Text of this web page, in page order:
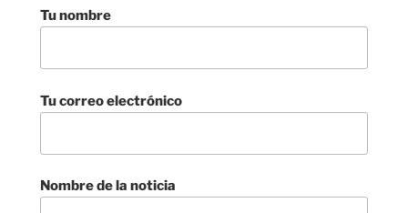
Tu nombre
Tu correo electrónico
Nombre de la noticia